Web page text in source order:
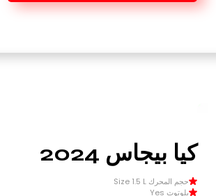
كيا بيجاس 2024
حجم المحرك Size 1.5 L
بلوتوث Yes